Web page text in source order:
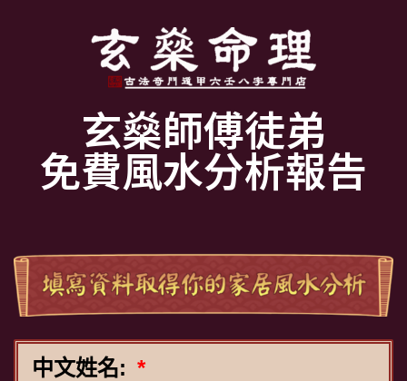
玄燊師傅徒弟
免費風水分析報告
中文姓名: